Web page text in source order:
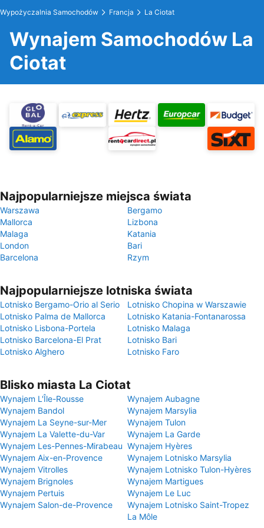
Wypożyczalnia Samochodów Francja La Ciotat
Wynajem Samochodów La
Ciotat
Najpopularniejsze miejsca świata
Warszawa
Bergamo
Mallorca
Lizbona
Malaga
Katania
London
Bari
Barcelona
Rzym
Najpopularniejsze lotniska świata
Lotnisko Bergamo-Orio al Serio
Lotnisko Chopina w Warszawie
Lotnisko Palma de Mallorca
Lotnisko Katania-Fontanarossa
Lotnisko Lisbona-Portela
Lotnisko Malaga
Lotnisko Barcelona-El Prat
Lotnisko Bari
Lotnisko Alghero
Lotnisko Faro
Blisko miasta La Ciotat
Wynajem L'Île-Rousse
Wynajem Aubagne
Wynajem Bandol
Wynajem Marsylia
Wynajem La Seyne-sur-Mer
Wynajem Tulon
Wynajem La Valette-du-Var
Wynajem La Garde
Wynajem Les-Pennes-Mirabeau Wynajem Hyères
Wynajem Aix-en-Provence
Wynajem Lotnisko Marsylia
Wynajem Vitrolles
Wynajem Lotnisko Tulon-Hyères
Wynajem Brignoles
Wynajem Martigues
Wynajem Pertuis
Wynajem Le Luc
Wynajem Salon-de-Provence
Wynajem Lotnisko Saint-Tropez
La Môle